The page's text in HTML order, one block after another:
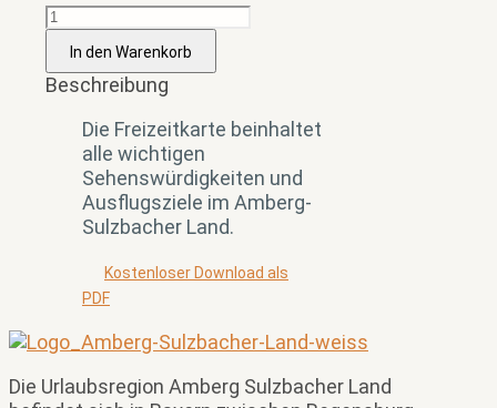
Erlebnis-
&
Freizeitkarte
Menge
In den Warenkorb
Beschreibung
Die Freizeitkarte beinhaltet
alle wichtigen
Sehenswürdigkeiten und
Ausflugsziele im Amberg-
Sulzbacher Land.
Kostenloser Download als
PDF
Die Urlaubsregion Amberg Sulzbacher Land